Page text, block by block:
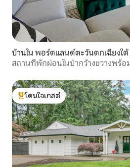
บ้านใน พอร์ตแลนด์ตะวันตกเฉียงใต้
สถานที่พักผ่อนในป่ากว้างขวางพร้อ
โดนใจเกสต์ที่สุด
โดนใจเกสต์